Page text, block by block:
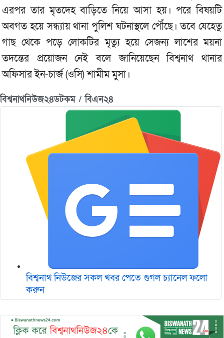
এরপর তার মৃতদেহ বাড়িতে নিয়ে আসা হয়। পরে বিষয়টি
অবগত হয়ে সন্ধ্যায় থানা পুলিশ ঘটনাস্থলে পৌঁছে। তবে যেহেতু
গাছ থেকে পড়ে লোকটির মৃত্যু হয়ে সেজন্য লাশের ময়না
তদন্তের প্রয়োজন নেই বলে জানিয়েছেন বিশ্বনাথ থানার
অফিসার ইন-চার্জ (ওসি) শামীম মুসা।
বিশ্বনাথনিউজ২৪ডটকম / বিএন২৪
বিশ্বনাথ নিউজের সকল খবর পেতে গুগল চ‌্যানেল ফলো
করুন